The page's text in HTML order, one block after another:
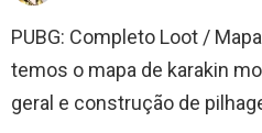
PUBG: Completo Loot /
temos o mapa de karakin
geral e construção de